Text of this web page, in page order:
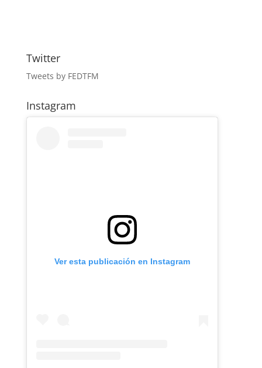
Twitter
Tweets by FEDTFM
Instagram
Ver esta publicación en Instagram